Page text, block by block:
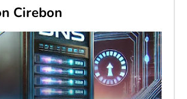
Cirebon